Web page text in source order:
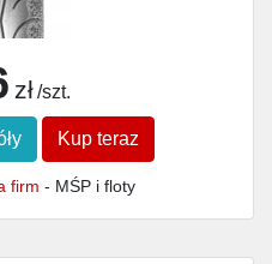
zł /szt.
Kup teraz
firm - MŚP i floty